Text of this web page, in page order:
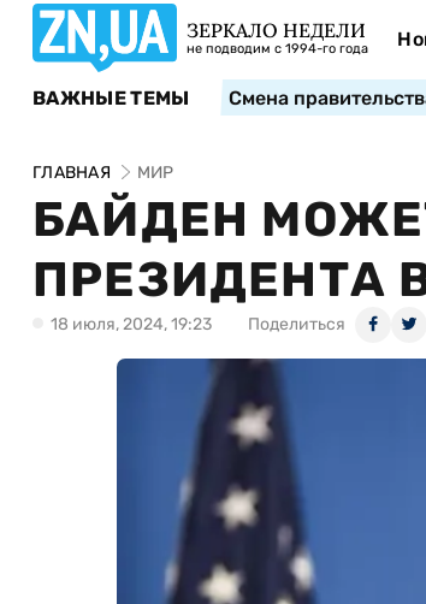
ЗЕРКАЛО НЕДЕЛИ
не подводим с 1994-го года
ВАЖНЫЕ ТЕМЫ Смена
ГЛАВНАЯ МИР
БАЙДЕН
ПРЕЗИДЕНТА
18 июля, 2024, 19:23 Поделиться